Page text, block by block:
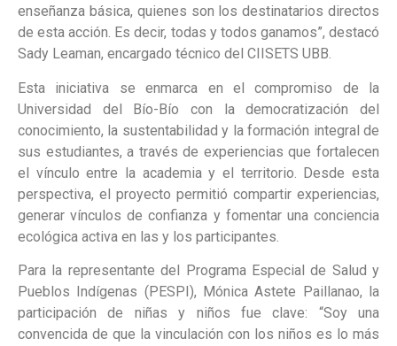
enseñanza básica, quienes son los destinatarios directos
de esta acción. Es decir, todas y todos ganamos”, destacó
Sady Leaman, encargado técnico del CIISETS UBB.
Esta iniciativa se enmarca en el compromiso de la
Universidad del Bío-Bío con la democratización del
conocimiento, la sustentabilidad y la formación integral de
sus estudiantes, a través de experiencias que fortalecen
el vínculo entre la academia y el territorio. Desde esta
perspectiva, el proyecto permitió compartir experiencias,
generar vínculos de confianza y fomentar una conciencia
ecológica activa en las y los participantes.
Para la representante del Programa Especial de Salud y
Pueblos Indígenas (PESPI), Mónica Astete Paillanao, la
participación de niñas y niños fue clave: “Soy una
convencida de que la vinculación con los niños es lo más